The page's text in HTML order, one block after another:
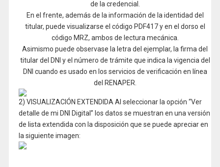
de la credencial.
En el frente, además de la información de la identidad del
titular, puede visualizarse el código PDF417 y en el dorso el
código MRZ, ambos de lectura mecánica.
Asimismo puede observase la letra del ejemplar, la firma del
titular del DNI y el número de trámite que indica la vigencia del
DNI cuando es usado en los servicios de verificación en línea
del RENAPER.
2) VISUALIZACIÓN EXTENDIDA Al seleccionar la opción “Ver
detalle de mi DNI Digital” los datos se muestran en una versión
de lista extendida con la disposición que se puede apreciar en
la siguiente imagen: